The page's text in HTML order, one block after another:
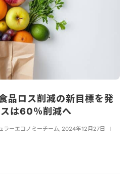
品ロス削減の新目標を発
は60％削減へ
ラーエコノミーチーム 2024年12月27日